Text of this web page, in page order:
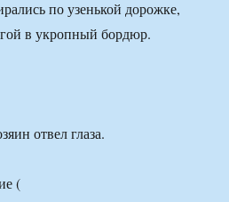
по узенькой дорожке,
в укропный бордюр.
отвел глаза.